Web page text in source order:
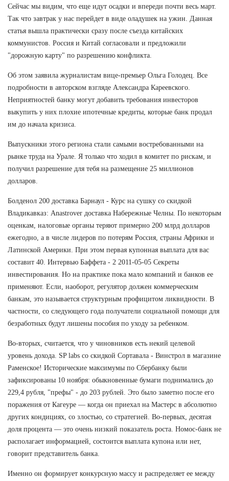
Сейчас мы видим, что еще идут осадки и впереди почти весь март.
Так что завтрак у нас перейдет в виде оладушек на ужин. Данная
статья вышла практически сразу после съезда китайских
коммунистов. Россия и Китай согласовали и предложили
"дорожную карту" по разрешению конфликта.
Об этом заявила журналистам вице-премьер Ольга Голодец. Все
подробности в авторском взгляде Александра Кареевского.
Неприятностей банку могут добавить требования инвесторов
выкупить у них плохие ипотечные кредиты, которые банк продал
им до начала кризиса.
Выпускники этого региона стали самыми востребованными на
рынке труда на Урале. Я только что ходил в комитет по рискам, и
получил разрешение для тебя на размещение 25 миллионов
долларов.
Болденол 200 доставка Барнаул - Курс на сушку со скидкой
Владикавказ: Anastrover доставка Набережные Челны. По некоторым
оценкам, налоговые органы теряют примерно 200 млрд долларов
ежегодно, а в числе лидеров по потерям Россия, страны Африки и
Латинской Америки. При этом первая купонная выплата для вас
составит 40. Интервью Баффета - 2 2011-05-05 Секреты
инвестирования. Но на практике пока мало компаний и банков ее
применяют. Если, наоборот, регулятор должен коммерческим
банкам, это называется структурным профицитом ликвидности. В
частности, со следующего года получатели социальной помощи для
безработных будут лишены пособия по уходу за ребенком.
Во-вторых, считается, что у чиновников есть некий целевой
уровень дохода. SP labs со скидкой Сортавала - Винстрол в магазине
Раменское! Исторические максимумы по Сбербанку были
зафиксированы 10 ноября: обыкновенные бумаги поднимались до
229,4 рубля, "префы" - до 203 рублей. Это было заметно после его
поражения от Кагеуре — когда он приехал на Мастерс в абсолютно
других кондициях, со злостью, со стратегией. Во-первых, десятая
доля процента — это очень низкий показатель роста. Номос-банк не
располагает информацией, состоится выплата купона или нет,
говорит представитель банка.
Именно он формирует конкурсную массу и распределяет ее между